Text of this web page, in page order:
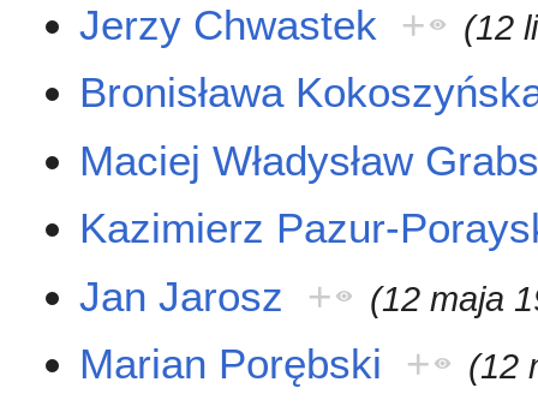
Jerzy Chwastek + (12
Bronisława
Maciej Władysław
Kazimierz Pazur-
Jan Jarosz
+ (12 maja
Marian Porębski + (12